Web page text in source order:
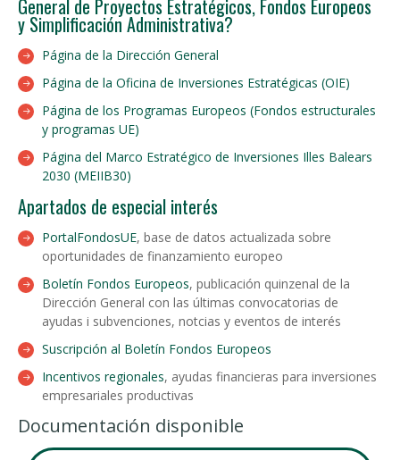
General de Proyectos Estratégicos, Fondos Europeos
y Simplificación Administrativa?
Página de la Dirección General
Página de la Oficina de Inversiones Estratégicas (OIE)
Página de los Programas Europeos (Fondos estructurales
y programas UE)
Página del Marco Estratégico de Inversiones Illes Balears
2030 (MEIIB30)
Apartados de especial interés
PortalFondosUE, base de datos actualizada sobre
oportunidades de finanzamiento europeo
Boletín Fondos Europeos, publicación quinzenal de la
Dirección General con las últimas convocatorias de
ayudas i subvenciones, notcias y eventos de interés
Suscripción al Boletín Fondos Europeos
Incentivos regionales, ayudas financieras para inversiones
empresariales productivas
Documentación disponible